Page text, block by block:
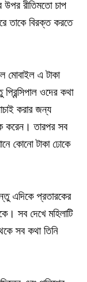
উপর রীতিমতো চাপ
তাকে বিরক্ত করতে
মোবাইল এ টাকা
ওদের কথা
করার জন্য
করেন। তারপর সব
কোনো টাকা ঢোকে
এদিকে প্রতারকের
সব দেখে মহিলাটি
সব কথা তিনি